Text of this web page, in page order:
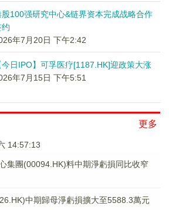
股100强研究中心&链界资本完成战略合作
年7月20日 下午2:42
今日IPO】可孚医疗[1187.HK]迎政策大涨
年7月15日 下午5:51
更多
14:57:14
心集團(00094.HK)料中期淨虧損同比收窄
中期歸母淨虧損擴大至5588.3萬元